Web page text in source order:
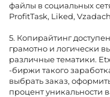
файлы в социальных
ProfitTask, Liked,
5. Копирайтинг
грамотно и логически
различные тематики.
-биржи такого
выбрать заказ,
процент уникальности